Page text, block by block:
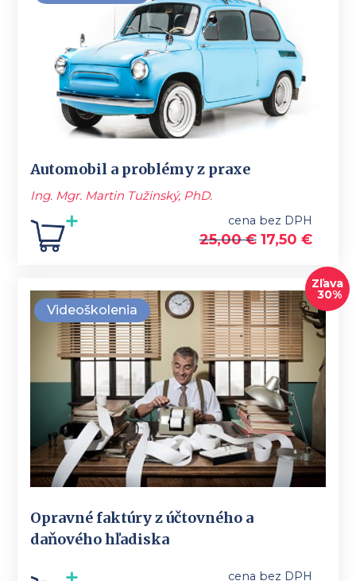
Automobil a problémy z praxe
Ing. Mgr. Martin Tužinský, PhD.
cena bez DPH
25,00€ 17,50 €
Videoškolenia
Zľava
30%
Opravné faktúry z účtovného a
daňového hľadiska
cena bez DPH